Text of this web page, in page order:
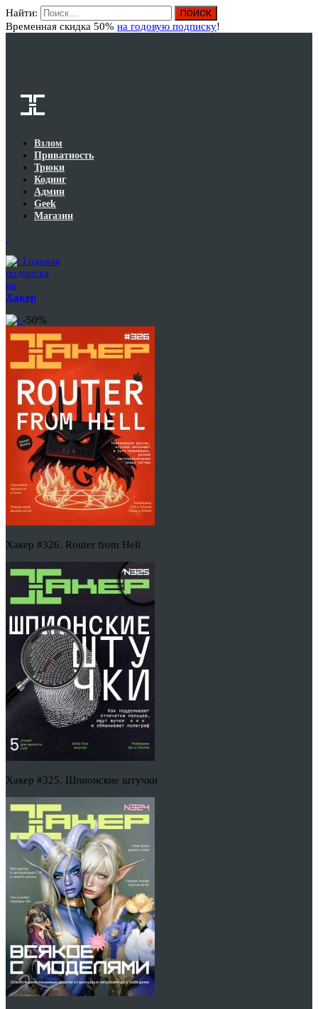
Найти:
Временная скидка 50% на годовую подписку!
Взлом
Приватность
Трюки
Кодинг
Админ
Geek
Магазин
Годовая
подписка
на
Хакер
-50%
Хакер #326. Router from Hell
Хакер #325. Шпионские штучки